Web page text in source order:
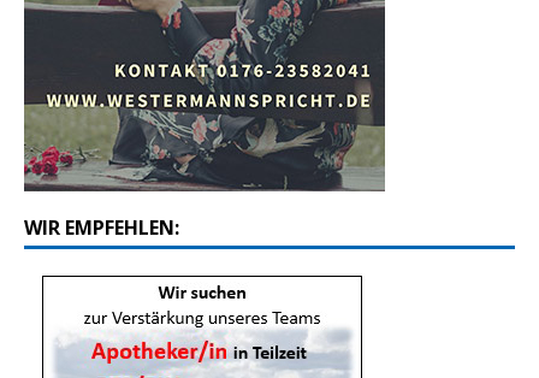
WIR EMPFEHLEN: